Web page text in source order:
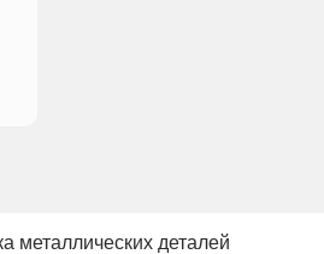
металлических деталей